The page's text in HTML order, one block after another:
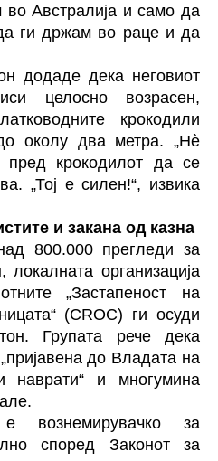
во Австралија и само да
ги држам во раце и да
додаде дека неговиот
целосно возрасен,
крокодили
околу два метра. „Нè
пред крокодилот да се
„Тој е силен!“, извика
и закана од казна
800.000 прегледи за
организација
„Застапеност на
(CROC) ги осуди
Групата рече дека
до Владата на
наврати“ и многумина
вознемирувачко за
според Законот за